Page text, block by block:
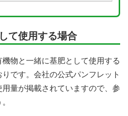
て使用する場合
物と一緒に基肥として使用する
です。会社の公式パンフレット
量が掲載されていますので、参